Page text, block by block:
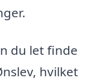
du let finde
hvilket